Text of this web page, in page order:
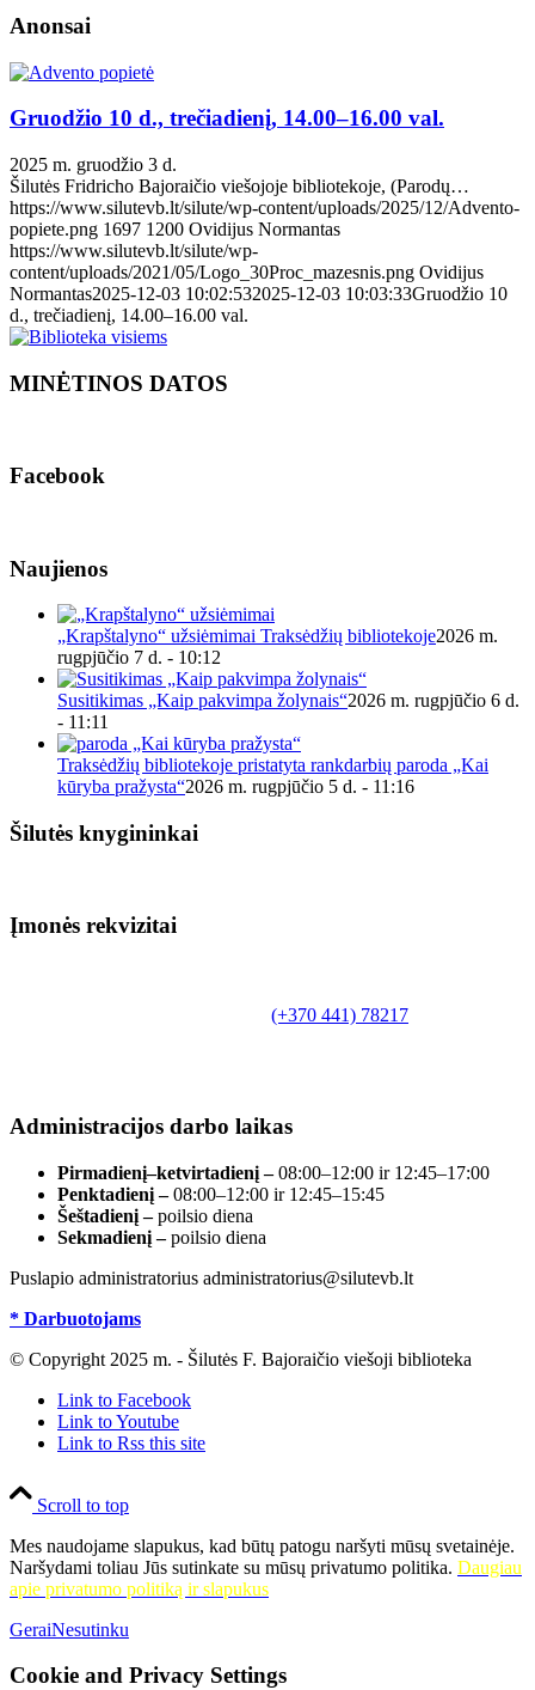
Anonsai
Gruodžio 10 d., trečiadienį, 14.00–16.00 val.
2025 m. gruodžio 3 d.
Šilutės Fridricho Bajoraičio viešojoje bibliotekoje, (Parodų…
https://www.silutevb.lt/silute/wp-content/uploads/2025/12/Advento-
popiete.png 1697 1200 Ovidijus Normantas
https://www.silutevb.lt/silute/wp-
content/uploads/2021/05/Logo_30Proc_mazesnis.png Ovidijus
Normantas2025-12-03 10:02:532025-12-03 10:03:33Gruodžio 10
d., trečiadienį, 14.00–16.00 val.
MINĖTINOS DATOS
Facebook
Naujienos
„Krapštalyno“ užsiėmimai Traksėdžių bibliotekoje2026 m.
rugpjūčio 7 d. - 10:12
Susitikimas „Kaip pakvimpa žolynais“2026 m. rugpjūčio 6 d.
- 11:11
Traksėdžių bibliotekoje pristatyta rankdarbių paroda „Kai
kūryba pražysta“2026 m. rugpjūčio 5 d. - 11:16
Šilutės knygininkai
Įmonės rekvizitai
(+370 441) 78217
Administracijos darbo laikas
Pirmadienį–ketvirtadienį –08:00–12:00 ir 12:45–17:00
Penktadienį –08:00–12:00 ir 12:45–15:45
Šeštadienį –poilsio diena
Sekmadienį –poilsio diena
Puslapio administratorius administratorius@silutevb.lt
* Darbuotojams
© Copyright 2025 m. - Šilutės F. Bajoraičio viešoji biblioteka
Link to Facebook
Link to Youtube
Link to Rss this site
Scroll to top
Mes naudojame slapukus, kad būtų patogu naršyti mūsų svetainėje.
Naršydami toliau Jūs sutinkate su mūsų privatumo politika. Daugiau
apie privatumo politiką ir slapukus
GeraiNesutinku
Cookie and Privacy Settings